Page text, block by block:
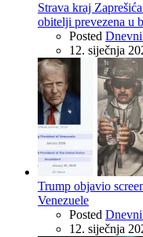
Strava kraj
obitelji prevezena u
Posted
12. siječnja
Trump objavio
Venezuele
Posted
12. siječnja